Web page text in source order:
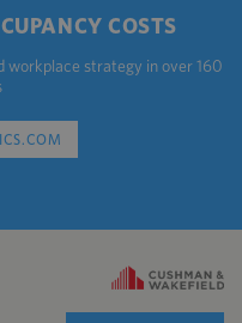
COSTS
workplace strategy in over 160